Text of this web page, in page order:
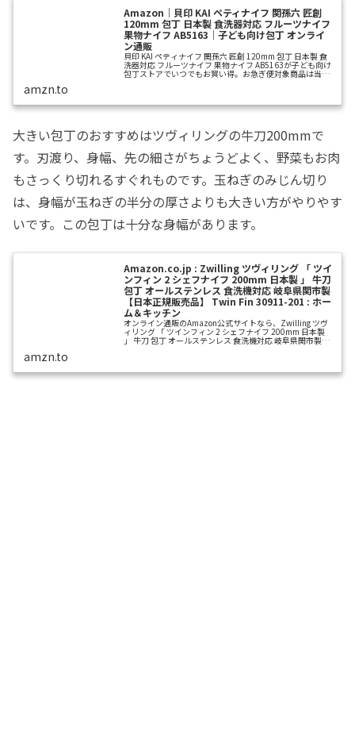
Amazon｜貝印 KAI ペティナイフ 関孫六 匠創
120mm 包丁 日本製 食洗器対応 フルーツナイフ
果物ナイフ AB5163｜子ども向け包丁 オンライ
ン通販
貝印 KAI ペティナイフ 関孫六 匠創 120mm 包丁 日本製 食
洗器対応 フルーツナイフ 果物ナイフ AB5163が子ども向け
包丁ストアでいつでもお買い得。お急ぎ便対象商品は当日
お届けも可能。アマゾン配送商品は通常配送無料（一部除
amzn.to
大きい包丁のおすすめはツヴィリングの牛刀200mmで
す。刃渡り、身幅、先の細さがちょうどよく、野菜もお肉
もさっくり切れるすぐれものです。玉ねぎのみじん切り
は、身幅が玉ねぎの半分の厚さよりも大きい方がやりやす
いです。この包丁は十分な身幅があります。
Amazon.co.jp : Zwilling ツヴィリング 「 ツイ
ンフィン 2 シェフナイフ 200mm 日本製 」 牛刀
包丁 オールステンレス 食洗機対応 岐阜県関市製
【日本正規販売品】 Twin Fin 30911-201 : ホー
ム＆キッチン
オンライン通販のAmazon公式サイトなら、Zwilling ツヴ
ィリング 「 ツインフィン 2 シェフナイフ 200mm 日本製
」 牛刀 包丁 オールステンレス 食洗機対応 岐阜県関市製
amzn.to